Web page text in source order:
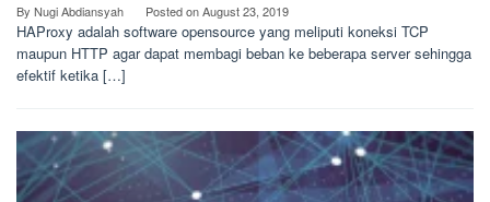
By Nugi Abdiansyah Posted onAugust 23, 2019
HAProxy adalah software opensource yang meliputi koneksi TCP
maupun HTTP agar dapat membagi beban ke beberapa server sehingga
efektif ketika […]